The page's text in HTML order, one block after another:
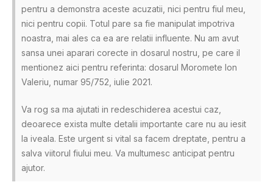
pentru a demonstra aceste acuzatii, nici pentru fiul meu,
nici pentru copii. Totul pare sa fie manipulat impotriva
noastra, mai ales ca ea are relatii influente. Nu am avut
sansa unei aparari corecte in dosarul nostru, pe care il
mentionez aici pentru referinta: dosarul Moromete Ion
Valeriu, numar 95/752, iulie 2021.
Va rog sa ma ajutati in redeschiderea acestui caz,
deoarece exista multe detalii importante care nu au iesit
la iveala. Este urgent si vital sa facem dreptate, pentru a
salva viitorul fiului meu. Va multumesc anticipat pentru
ajutor.